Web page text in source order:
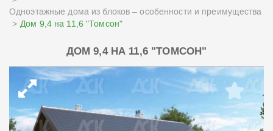
Одноэтажные дома из блоков – особенности и преимущества
Дом 9,4 на 11,6 "Томсон"
ДОМ 9,4 НА 11,6 "ТОМСОН"